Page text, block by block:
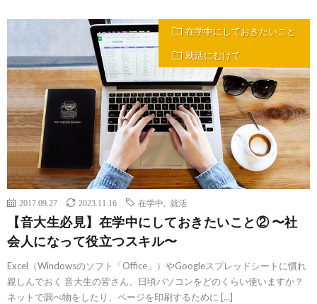
在学中にしておきたいこと
就活にむけて
2017.09.27 2023.11.16 在学中 就活
【音大生必見】在学中にしておきたいこと② 〜社
会人になって役立つスキル〜
Excel（Windowsのソフト「Office」）やGoogleスプレッドシートに慣れ
親しんでおく 音大生の皆さん、日頃パソコンをどのくらい使いますか？
ネットで調べ物をしたり、ページを印刷するために […]